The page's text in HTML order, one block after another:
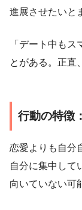
進展させたいと
「デート中も
とがある。正直
行動の特徴
恋愛よりも自分
自分に集中して
向いていない可